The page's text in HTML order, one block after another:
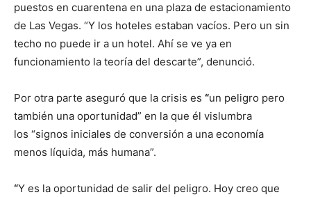
puestos en cuarentena en una plaza de estacionamiento
de Las Vegas. “Y los hoteles estaban vacíos. Pero un sin
techo no puede ir a un hotel. Ahí se ve ya en
funcionamiento la teoría del descarte”, denunció.
Por otra parte aseguró que la crisis es “un peligro pero
también una oportunidad” en la que él vislumbra
los “signos iniciales de conversión a una economía
menos líquida, más humana”.
“Y es la oportunidad de salir del peligro. Hoy creo que